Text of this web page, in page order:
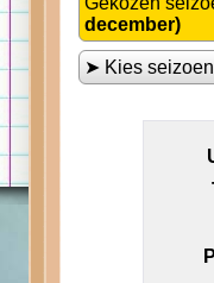
december)
➤ Kies seizoen